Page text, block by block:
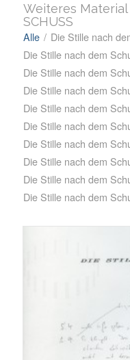
Weiteres Material
SCHUSS
Alle / Die Stille nach
Die Stille nach dem
Die Stille nach dem
Die Stille nach dem
Die Stille nach dem
Die Stille nach dem
Die Stille nach dem
Die Stille nach dem
Die Stille nach dem
Die Stille nach dem